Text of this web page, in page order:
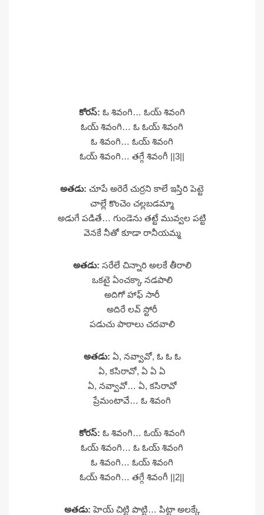
కోరస్: ఓ శివంగి… ఓయ్ శివంగి
ఓయ్ శివంగి… ఓ ఓయ్ శివంగి
ఓ శివంగి… ఓయ్ శివంగి
ఓయ్ శివంగి… తగ్గే శివంగీ ||3||
అతడు: చూపే అరెరే చుర్రని కాలే ఇస్తిరి పెట్టె
చాల్లే కొంచెం చల్లబడమ్మా
అడుగే పడితే… గుండెను తట్టే మువ్వల పట్టి
వెనకే నీతో కూడా రానీయమ్మ
అతడు: సరేలే చిన్నారి అలకే తీరాలి
ఒకటై ఏంచక్కా నడపాలి
అదిగో హాఫ్ సారీ
అదిరే లవ్ స్టోరీ
పడుచు పాఠాలు చదవాలి
అతడు: ఏ, నవ్వావో, ఓ ఓ ఓ
ఏ, కసిరావో, ఏ ఏ ఏ
ఏ, నవ్వావో… ఏ, కసిరావో
ప్రేమంటావే… ఓ శివంగి
కోరస్: ఓ శివంగి… ఓయ్ శివంగి
ఓయ్ శివంగి… ఓ ఓయ్ శివంగి
ఓ శివంగి… ఓయ్ శివంగి
ఓయ్ శివంగి… తగ్గే శివంగీ ||2||
అతడు:హెయ్ చిట్టి పొట్టి… పిట్టా అలక్కే